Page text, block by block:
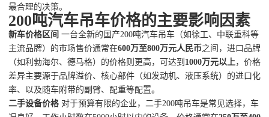
最合理的决策。
200吨汽车吊车价格的主要影响因素
新车价格区间 一台全新的国产200吨汽车吊车（如徐工、中联重科等
主流品牌）的市场售价通常在600万至800万元人民币之间，进口品牌
（如利勃海尔、德马格）的价格则更高，可达到 1000万元以上，价格
差异主要源于品牌溢价、核心部件（如发动机、液压系统）的进口化
率、以及随车附带的副臂、配重等配置。
二手设备价格对于预算有限的企业，二手200吨吊车是常见选择，车